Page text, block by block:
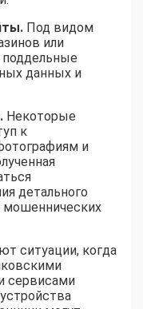
Под видом
или
данных и
Некоторые
к
и
детального
ситуации, когда
сервисами